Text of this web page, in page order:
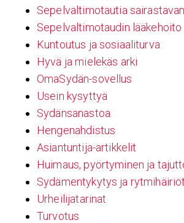
Sepelvaltimotautia
Sepelvaltimotaudin lääkehoito
Kuntoutus ja sosiaaliturva
Hyvä ja mielekäs arki
OmaSydän-sovellus
Usein kysyttyä
Sydänsanastoa
Hengenahdistus
Asiantuntija-artikkelit
Huimaus, pyörtyminen ja
Sydämentykytys ja rytmihäiriöt
Urheilijatarinat
Turvotus